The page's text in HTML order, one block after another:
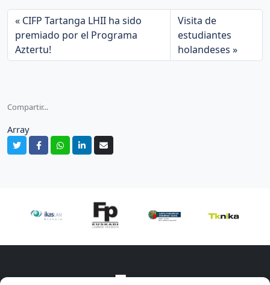
CIFP Tartanga LHII ha sido
premiado por el Programa
Aztertu!
Visita de
estudiantes
holandeses
Compartir...
Array